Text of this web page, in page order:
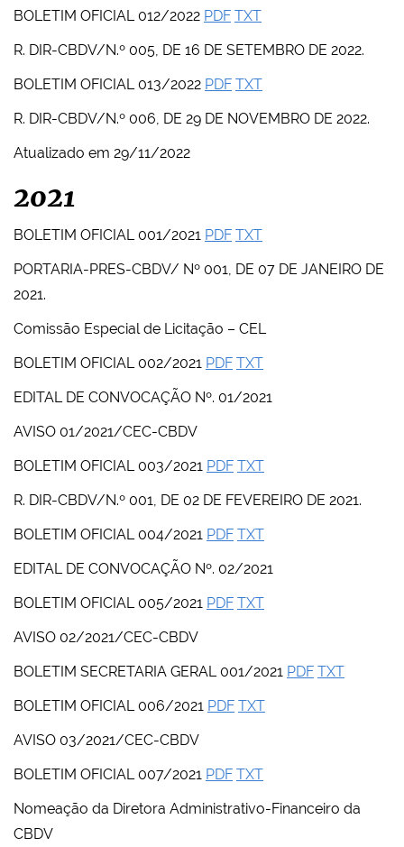
BOLETIM OFICIAL 012/2022 PDF TXT
R. DIR-CBDV/N.º 005, DE 16 DE SETEMBRO DE 2022.
BOLETIM OFICIAL 013/2022 PDF TXT
R. DIR-CBDV/N.º 006, DE 29 DE NOVEMBRO DE 2022.
Atualizado em 29/11/2022
2021
BOLETIM OFICIAL 001/2021 PDF TXT
PORTARIA-PRES-CBDV/ Nº 001, DE 07 DE JANEIRO DE
2021.
Comissão Especial de Licitação – CEL
BOLETIM OFICIAL 002/2021 PDF TXT
EDITAL DE CONVOCAÇÃO Nº. 01/2021
AVISO 01/2021/CEC-CBDV
BOLETIM OFICIAL 003/2021 PDF TXT
R. DIR-CBDV/N.º 001, DE 02 DE FEVEREIRO DE 2021.
BOLETIM OFICIAL 004/2021 PDF TXT
EDITAL DE CONVOCAÇÃO Nº. 02/2021
BOLETIM OFICIAL 005/2021 PDF TXT
AVISO 02/2021/CEC-CBDV
BOLETIM SECRETARIA GERAL 001/2021 PDF TXT
BOLETIM OFICIAL 006/2021 PDF TXT
AVISO 03/2021/CEC-CBDV
BOLETIM OFICIAL 007/2021 PDF TXT
Nomeação da Diretora Administrativo-Financeiro da
CBDV